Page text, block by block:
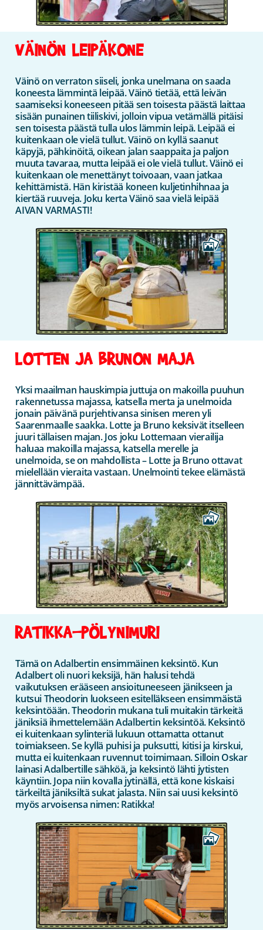
VÄINÖN LEIPÄKONE
Väinö on verraton siiseli, jonka unelmana on saada
koneesta lämmintä leipää. Väinö tietää, että leivän
saamiseksi koneeseen pitää sen toisesta päästä laittaa
sisään punainen tiiliskivi, jolloin vipua vetämällä pitäisi
sen toisesta päästä tulla ulos lämmin leipä. Leipää ei
kuitenkaan ole vielä tullut. Väinö on kyllä saanut
käpyjä, pähkinöitä, oikean jalan saappaita ja paljon
muuta tavaraa, mutta leipää ei ole vielä tullut. Väinö ei
kuitenkaan ole menettänyt toivoaan, vaan jatkaa
kehittämistä. Hän kiristää koneen kuljetinhihnaa ja
kiertää ruuveja. Joku kerta Väinö saa vielä leipää
AIVAN VARMASTI!
LOTTEN JA BRUNON MAJA
Yksi maailman hauskimpia juttuja on makoilla puuhun
rakennetussa majassa, katsella merta ja unelmoida
jonain päivänä purjehtivansa sinisen meren yli
Saarenmaalle saakka. Lotte ja Bruno keksivät itselleen
juuri tällaisen majan. Jos joku Lottemaan vierailija
haluaa makoilla majassa, katsella merelle ja
unelmoida, se on mahdollista – Lotte ja Bruno ottavat
mielellään vieraita vastaan. Unelmointi tekee elämästä
jännittävämpää.
RATIKKA-PÖLYNIMURI
Tämä on Adalbertin ensimmäinen keksintö. Kun
Adalbert oli nuori keksijä, hän halusi tehdä
vaikutuksen erääseen ansioituneeseen jänikseen ja
kutsui Theodorin luokseen esitelläkseen ensimmäistä
keksintöään. Theodorin mukana tuli muitakin tärkeitä
jäniksiä ihmettelemään Adalbertin keksintöä. Keksintö
ei kuitenkaan sylinteriä lukuun ottamatta ottanut
toimiakseen. Se kyllä puhisi ja puksutti, kitisi ja kirskui,
mutta ei kuitenkaan ruvennut toimimaan. Silloin Oskar
lainasi Adalbertille sähköä, ja keksintö lähti jytisten
käyntiin. Jopa niin kovalla jytinällä, että kone kiskaisi
tärkeiltä jäniksiltä sukat jalasta. Niin sai uusi keksintö
myös arvoisensa nimen: Ratikka!